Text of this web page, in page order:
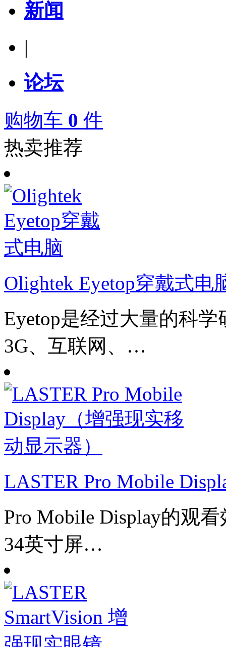
新闻
|
论坛
购物车 0 件
热卖推荐
Olightek Eyetop穿戴式电
Eyetop是经过大量的科
3G、互联网、…
LASTER Pro Mobile
Pro Mobile Display的观
34英寸屏…